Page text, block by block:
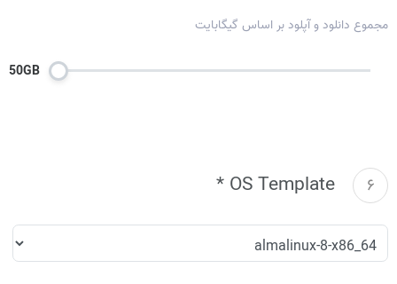
مجموع دانلود و آپلود بر اساس گیگابایت
50GB
6
OS Template *